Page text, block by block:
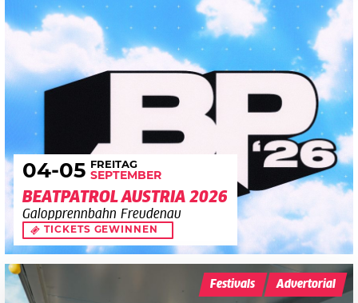
04-05 FREITAG
SEPTEMBER
BEATPATROL AUSTRIA 2026
Galopprennbahn Freudenau
TICKETS GEWINNEN
Festivals Advertorial